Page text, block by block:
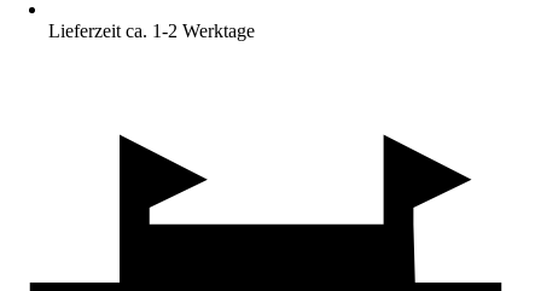
Lieferzeit ca. 1-2 Werktage